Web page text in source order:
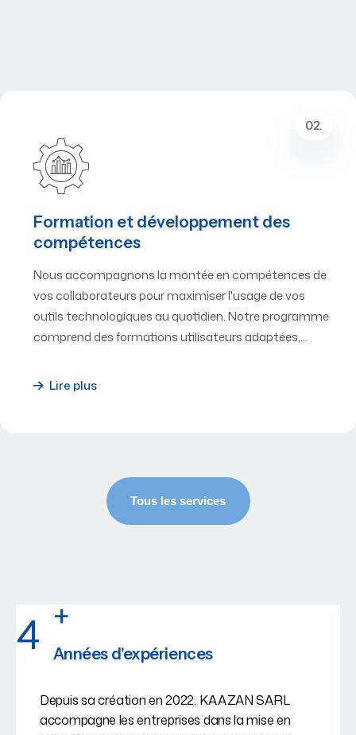
02.
Formation et développement des
compétences
Nous accompagnons la montée en compétences de
vos collaborateurs pour maximiser l'usage de vos
outils technologiques au quotidien. Notre programme
comprend des formations utilisateurs adaptées,…
Lire plus
4 +
Années d'expériences
Depuis sa création en 2022, KAAZAN SARL
accompagne les entreprises dans la mise en